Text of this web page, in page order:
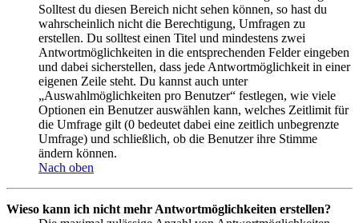
Solltest du diesen Bereich nicht sehen können, so hast du
wahrscheinlich nicht die Berechtigung, Umfragen zu
erstellen. Du solltest einen Titel und mindestens zwei
Antwortmöglichkeiten in die entsprechenden Felder eingeben
und dabei sicherstellen, dass jede Antwortmöglichkeit in einer
eigenen Zeile steht. Du kannst auch unter
„Auswahlmöglichkeiten pro Benutzer“ festlegen, wie viele
Optionen ein Benutzer auswählen kann, welches Zeitlimit für
die Umfrage gilt (0 bedeutet dabei eine zeitlich unbegrenzte
Umfrage) und schließlich, ob die Benutzer ihre Stimme
ändern können.
Nach oben
Wieso kann ich nicht mehr Antwortmöglichkeiten erstellen?